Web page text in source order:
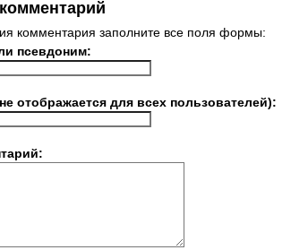
комментария заполните все поля формы:
псевдоним:
отображается для всех пользователей):